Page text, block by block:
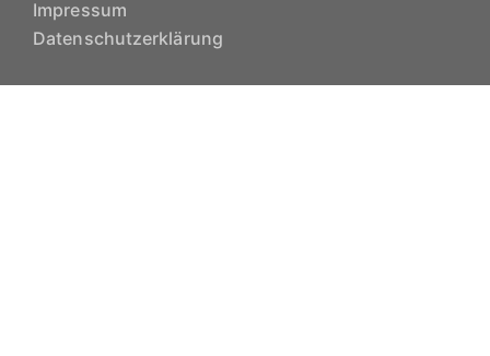
Impressum
Datenschutzerklärung